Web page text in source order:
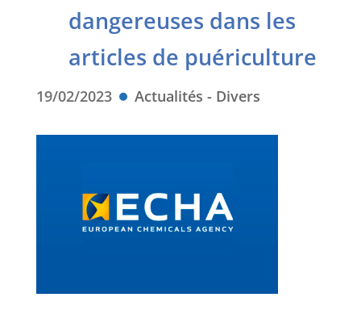
dangereuses dans les
articles de puériculture
19/02/2023 Actualités - Divers